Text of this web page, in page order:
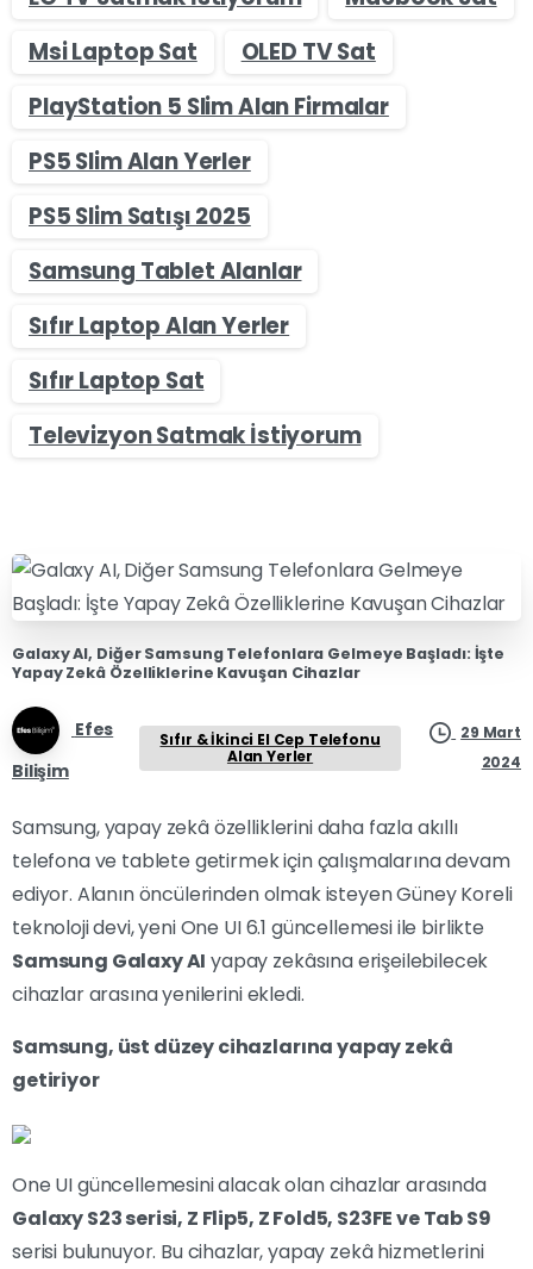
Msi Laptop Sat
OLED TV Sat
PlayStation 5 Slim Alan Firmalar
PS5 Slim Alan Yerler
PS5 Slim Satışı 2025
Samsung Tablet Alanlar
Sıfır Laptop Alan Yerler
Sıfır Laptop Sat
Televizyon Satmak İstiyorum
Galaxy AI, Diğer Samsung Telefonlara Gelmeye Başladı: İşte
Yapay Zekâ Özelliklerine Kavuşan Cihazlar
Efes
Bilişim
Sıfır & İkinci El Cep Telefonu
Alan Yerler
29 Mart
2024
Samsung, yapay zekâ özelliklerini daha fazla akıllı
telefona ve tablete getirmek için çalışmalarına devam
ediyor. Alanın öncülerinden olmak isteyen Güney Koreli
teknoloji devi, yeni One UI 6.1 güncellemesi ile birlikte
Samsung Galaxy AI yapay zekâsına erişeilebilecek
cihazlar arasına yenilerini ekledi.
Samsung, üst düzey cihazlarına yapay zekâ
getiriyor
One UI güncellemesini alacak olan cihazlar arasında
Galaxy S23 serisi, Z Flip5, Z Fold5, S23FE ve Tab S9
serisi bulunuyor. Bu cihazlar, yapay zekâ hizmetlerini